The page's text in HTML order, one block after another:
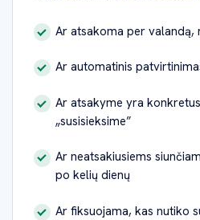
Ar atsakoma per valandą,
Ar automatinis
Ar atsakyme yra
„susisieksime”
Ar neatsakiusiems
po kelių dienų
Ar fiksuojama, kas nutiko